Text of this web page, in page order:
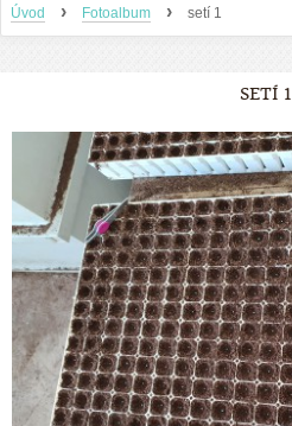
Úvod › Fotoalbum › setí 1
SETÍ 1